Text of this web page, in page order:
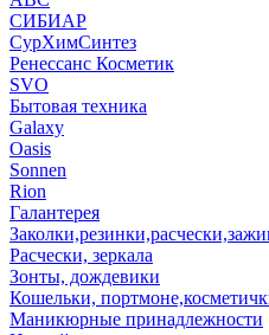
СИБИАР
СурХимСинтез
Ренессанс Косметик
SVO
Бытовая техника
Galaxy
Oasis
Sonnen
Rion
Галантерея
Расчески, зеркала
Зонты, дождевики
Кошельки,
Маникюрные принадлежности